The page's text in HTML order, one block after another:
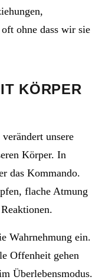
ohne dass wir sie
KÖRPER
unsere
Körper. In
das Kommando.
flache Atmung
Wahrnehmung ein.
Offenheit gehen
Überlebensmodus.